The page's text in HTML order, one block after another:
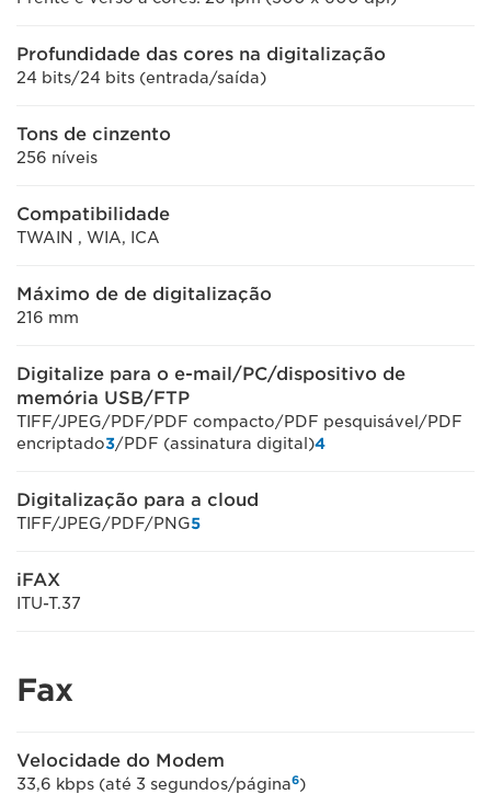
Profundidade das cores na digitalização
24 bits/24 bits (entrada/saída)
Tons de cinzento
256 níveis
Compatibilidade
TWAIN , WIA, ICA
Máximo de de digitalização
216 mm
Digitalize para o e-mail/PC/dispositivo de
memória USB/FTP
TIFF/JPEG/PDF/PDF compacto/PDF pesquisável/PDF
encriptado3/PDF (assinatura digital)4
Digitalização para a cloud
TIFF/JPEG/PDF/PNG5
iFAX
ITU-T.37
Fax
Velocidade do Modem
33,6 kbps (até 3 segundos/página6)